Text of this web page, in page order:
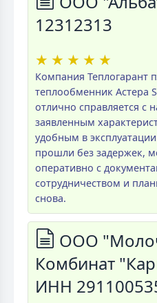
12312313
★ ★ ★ ★ ★
Компания Теплогарант
теплообменник Астера
отлично справляется с
заявленным
удобным в
прошли без задержек,
оперативно с
сотрудничеством и
снова.
ООО
Комбинат
ИНН